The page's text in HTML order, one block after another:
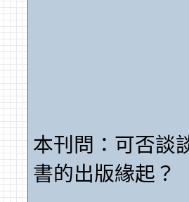
本刊問：可否談
書的出版緣起？